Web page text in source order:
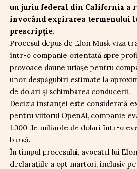
un juriu federal din California a
invocând expirarea termenului
prescripție.
Procesul depus de Elon Musk viza
într-o companie orientată spre
provoace daune uriașe pentru
unor despăgubiri estimate la
de dolari și schimbarea conducerii.
Decizia instanței este considerată
pentru viitorul OpenAI, companie
1.000 de miliarde de dolari într-o
bursă.
În timpul procesului, avocatul lui
declarațiile a opt martori, inclusiv pe